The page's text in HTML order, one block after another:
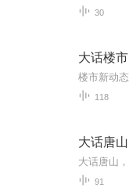
30
大话楼市
楼市新动
118
大话唐山
91